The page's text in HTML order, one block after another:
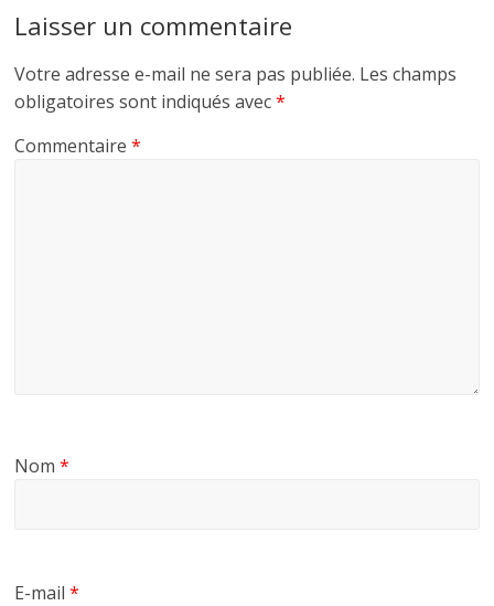
Laisser un commentaire
Votre adresse e-mail ne sera pas publiée. Les champs
obligatoires sont indiqués avec*
Commentaire*
Nom*
E-mail*